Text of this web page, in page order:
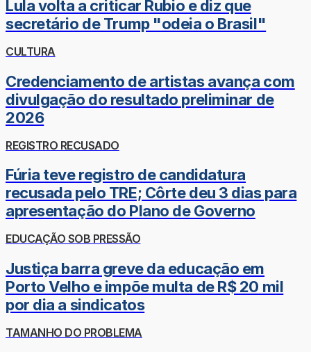
Lula volta a criticar Rubio e diz que
secretário de Trump "odeia o Brasil"
CULTURA
Credenciamento de artistas avança com
divulgação do resultado preliminar de
2026
REGISTRO RECUSADO
Fúria teve registro de candidatura
recusada pelo TRE; Côrte deu 3 dias para
apresentação do Plano de Governo
EDUCAÇÃO SOB PRESSÃO
Justiça barra greve da educação em
Porto Velho e impõe multa de R$ 20 mil
por dia a sindicatos
TAMANHO DO PROBLEMA